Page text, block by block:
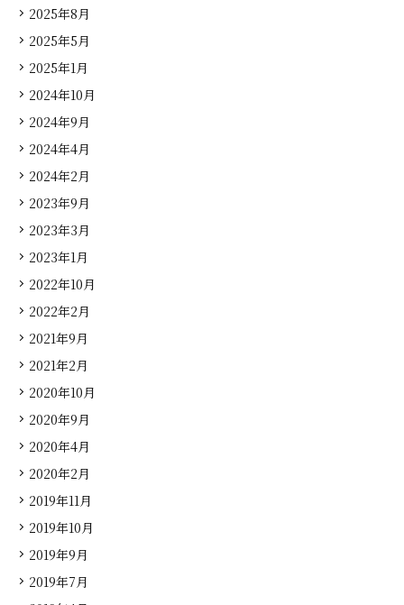
2025年8月
2025年5月
2025年1月
2024年10月
2024年9月
2024年4月
2024年2月
2023年9月
2023年3月
2023年1月
2022年10月
2022年2月
2021年9月
2021年2月
2020年10月
2020年9月
2020年4月
2020年2月
2019年11月
2019年10月
2019年9月
2019年7月